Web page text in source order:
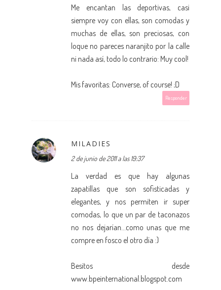
Me encantan las deportivas, casi
siempre voy con ellas, son comodas y
muchas de ellas, son preciosas, con
loque no pareces naranjito por la calle
ni nada así, todo lo contrario: Muy cool!
Mis favoritas: Converse, of course! ;D
Responder
MILADIES
2 de junio de 2011 a las 19:37
La verdad es que hay algunas
zapatillas que son sofisticadas y
elegantes, y nos permiten ir super
comodas, lo que un par de taconazos
no nos dejarían...como unas que me
compre en fosco el otro día :)
Besitos desde
www.bpeinternational.blogspot.com